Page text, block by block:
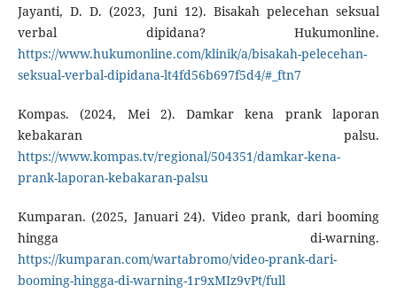
Jayanti, D. D. (2023, Juni 12). Bisakah pelecehan seksual
verbal dipidana? Hukumonline.
https://www.hukumonline.com/klinik/a/bisakah-pelecehan-
seksual-verbal-dipidana-lt4fd56b697f5d4/#_ftn7
Kompas. (2024, Mei 2). Damkar kena prank laporan
kebakaran palsu.
https://www.kompas.tv/regional/504351/damkar-kena-
prank-laporan-kebakaran-palsu
Kumparan. (2025, Januari 24). Video prank, dari booming
hingga di-warning.
https://kumparan.com/wartabromo/video-prank-dari-
booming-hingga-di-warning-1r9xMIz9vPt/full